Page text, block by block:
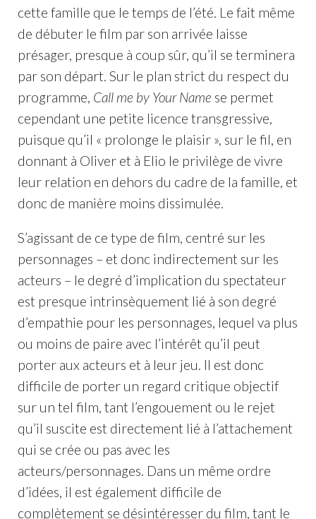
cette famille que le temps de l’été. Le fait même
de débuter le film par son arrivée laisse
présager, presque à coup sûr, qu’il se terminera
par son départ. Sur le plan strict du respect du
programme, Call me by Your Name se permet
cependant une petite licence transgressive,
puisque qu’il « prolonge le plaisir », sur le fil, en
donnant à Oliver et à Elio le privilège de vivre
leur relation en dehors du cadre de la famille, et
donc de manière moins dissimulée.
S’agissant de ce type de film, centré sur les
personnages – et donc indirectement sur les
acteurs – le degré d’implication du spectateur
est presque intrinsèquement lié à son degré
d’empathie pour les personnages, lequel va plus
ou moins de paire avec l’intérêt qu’il peut
porter aux acteurs et à leur jeu. Il est donc
difficile de porter un regard critique objectif
sur un tel film, tant l’engouement ou le rejet
qu’il suscite est directement lié à l’attachement
qui se crée ou pas avec les
acteurs/personnages. Dans un même ordre
d’idées, il est également difficile de
complètement se désintéresser du film, tant le